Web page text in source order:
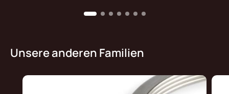
Unsere anderen Familien